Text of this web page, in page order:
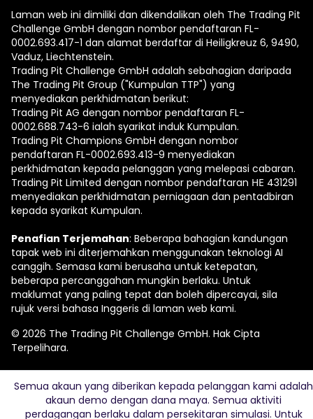
Laman web ini dimiliki dan dikendalikan oleh The Trading Pit
Challenge GmbH dengan nombor pendaftaran FL-
0002.693.417-1 dan alamat berdaftar di Heiligkreuz 6, 9490,
Vaduz, Liechtenstein.
Trading Pit Challenge GmbH adalah sebahagian daripada
The Trading Pit Group ("Kumpulan TTP") yang
menyediakan perkhidmatan berikut:
Trading Pit AG dengan nombor pendaftaran FL-
0002.688.743-6 ialah syarikat induk Kumpulan.
Trading Pit Champions GmbH dengan nombor
pendaftaran FL-0002.693.413-9 menyediakan
perkhidmatan kepada pelanggan yang melepasi cabaran.
Trading Pit Limited dengan nombor pendaftaran ΗΕ 431291
menyediakan perkhidmatan perniagaan dan pentadbiran
kepada syarikat Kumpulan.
Penafian Terjemahan: Beberapa bahagian kandungan
tapak web ini diterjemahkan menggunakan teknologi AI
canggih. Semasa kami berusaha untuk ketepatan,
beberapa percanggahan mungkin berlaku. Untuk
maklumat yang paling tepat dan boleh dipercayai, sila
rujuk versi bahasa Inggeris di laman web kami.
© 2026 The Trading Pit Challenge GmbH. Hak Cipta
Terpelihara.
Semua akaun yang diberikan kepada pelanggan kami adalah
akaun demo dengan dana maya. Semua aktiviti
perdagangan berlaku dalam persekitaran simulasi. Untuk